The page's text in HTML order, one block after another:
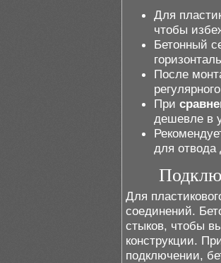
Для
чтобы
Бетонный
После
При
дешевле в
для
Для
соединений.
стыков, чтобы
конструкции.
подключении,